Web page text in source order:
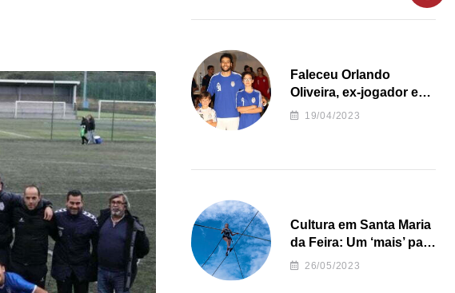
Faleceu Orlando
Oliveira, ex-jogador e
treinador da formação
19/04/2023
Cultura em Santa Maria
da Feira: Um ‘mais’ para
o Concelho
26/05/2023